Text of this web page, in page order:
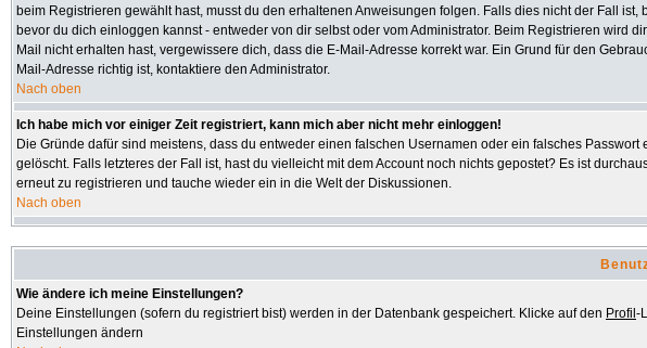
beim Registrieren gewählt hast, musst du den erhaltenen Anweisungen folgen. Falls dies nicht der Fall
bevor du dich einloggen kannst - entweder von dir selbst oder vom Administrator. Beim Registrieren
Mail nicht erhalten hast, vergewissere dich, dass die E-Mail-Adresse korrekt war. Ein Grund für den
Mail-Adresse richtig ist, kontaktiere den Administrator.
Nach oben
Ich habe mich vor einiger Zeit registriert, kann mich aber nicht mehr einloggen!
Die Gründe dafür sind meistens, dass du entweder einen falschen Usernamen oder ein falsches
gelöscht. Falls letzteres der Fall ist, hast du vielleicht mit dem Account noch nichts gepostet? Es ist
erneut zu registrieren und tauche wieder ein in die Welt der Diskussionen.
Nach oben
Wie ändere ich meine Einstellungen?
Deine Einstellungen (sofern du registriert bist) werden in der Datenbank gespeichert. Klicke auf den Profil -
Einstellungen ändern